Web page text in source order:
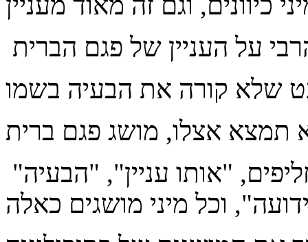
"אותו עניין", יש לו כל מיני תחליפים, "אותו עניין", "הבעיה